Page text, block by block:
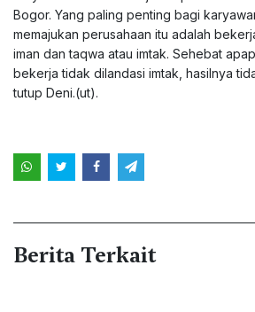
Bogor. Yang paling penting bagi
memajukan perusahaan itu adalah
iman dan taqwa atau imtak. Sehebat
bekerja tidak dilandasi imtak, hasilnya
tutup Deni.(ut).
Berita Terkait